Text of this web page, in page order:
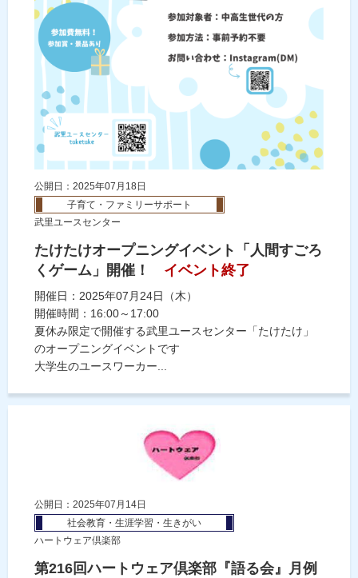
公開日：2025年07月18日
子育て・ファミリーサポート
武里ユースセンター
たけたけオープニングイベント「人間すごろ
くゲーム」開催！
イベント終了
開催日：2025年07月24日（木）
開催時間：16:00～17:00
夏休み限定で開催する武里ユースセンター「たけたけ」
のオープニングイベントです
大学生のユースワーカー...
公開日：2025年07月14日
社会教育・生涯学習・生きがい
ハートウェア倶楽部
第216回ハートウェア倶楽部『語る会』月例